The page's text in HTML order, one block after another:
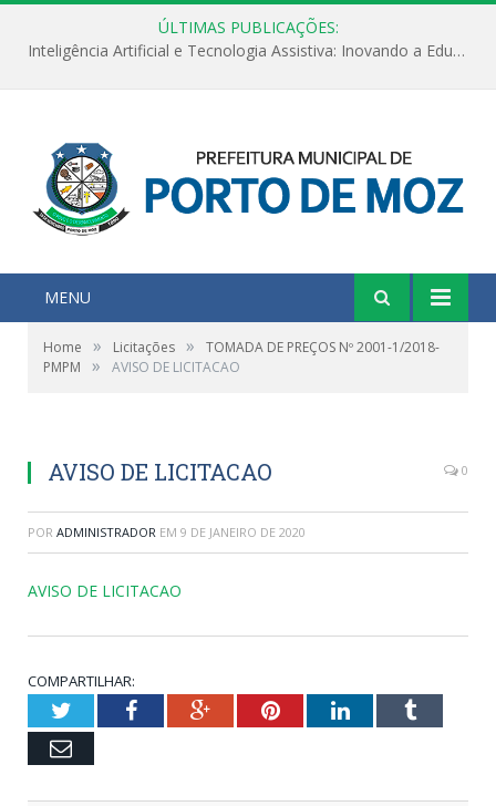
ÚLTIMAS PUBLICAÇÕES:
Inteligência Artificial e Tecnologia Assistiva: Inovando a Educação Especial e Inclusiva
MENU
Home » Licitações »
TOMADA DE PREÇOS Nº 2001-1/2018-
PMPM
» AVISO DE LICITACAO
AVISO DE LICITACAO 0
POR ADMINISTRADOR EM 9 DE JANEIRO DE 2020
AVISO DE LICITACAO
COMPARTILHAR:
TwitterFacebookGoogle+PinterestLinkedInTumblr
Email